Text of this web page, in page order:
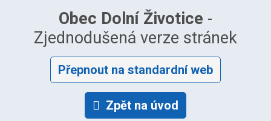
Obec Dolní Životice -
Zjednodušená verze stránek
Přepnout na standardní web
Zpět na úvod